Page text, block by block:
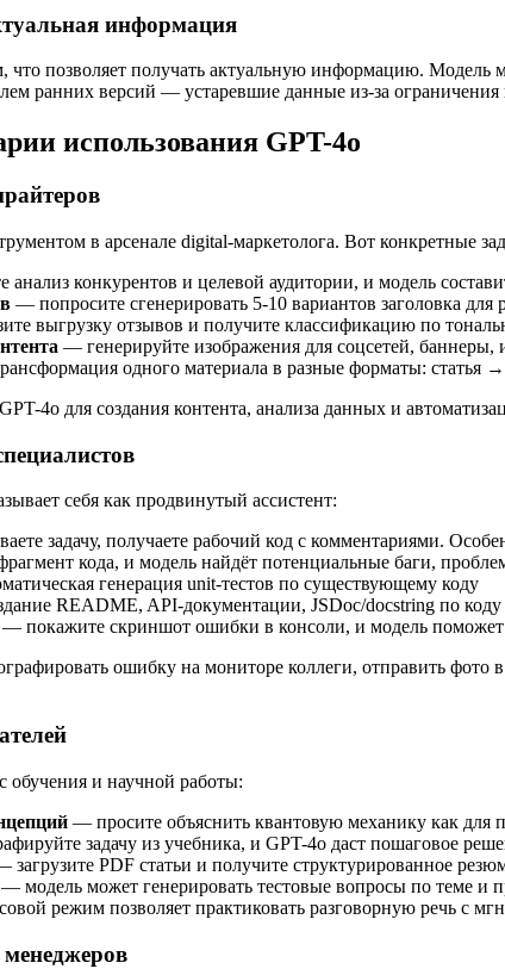
информация
что позволяет получать актуальную информацию.
ранних версий — устаревшие данные из-за ограничения
использования GPT-4o
в арсенале digital-маркетолога. Вот конкретные
анализ конкурентов и целевой аудитории, и модель
— попросите сгенерировать 5-10 вариантов заголовка
выгрузку отзывов и получите классификацию по
— генерируйте изображения для соцсетей, баннеры,
одного материала в разные форматы: статья
4o для создания контента, анализа данных и
себя как продвинутый ассистент:
задачу, получаете рабочий код с комментариями.
кода, и модель найдёт потенциальные баги,
генерация unit-тестов по существующему коду
README, API-документации, JSDoc/docstring по коду
— покажите скриншот ошибки в консоли, и модель
ошибку на мониторе коллеги, отправить
обучения и научной работы:
— просите объяснить квантовую механику как для
задачу из учебника, и GPT-4o даст пошаговое
загрузите PDF статьи и получите структурированное
— модель может генерировать тестовые вопросы по теме и
режим позволяет практиковать разговорную речь с